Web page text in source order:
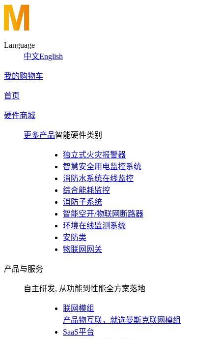
Language
中文English
我的购物车
首页
硬件商城
更多产品智能硬件类别
独立式火灾报警器
智慧安全用电监控系统
消防水系统在线监控
综合能耗监控
消防子系统
智能空开/物联网断路器
环境在线监测系统
安防类
物联网网关
产品与服务
自主研发, 从功能到性能全方案落地
联网模组
产品物互联，就选曼斯克联网模组
SaaS平台